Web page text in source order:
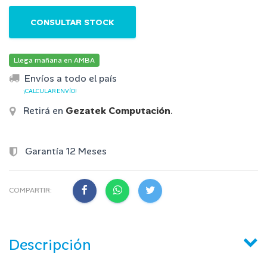
CONSULTAR STOCK
Llega mañana en AMBA
Envíos a todo el país
¡CALCULAR ENVÍO!
Retirá en Gezatek Computación.
Garantía 12 Meses
COMPARTIR:
Descripción